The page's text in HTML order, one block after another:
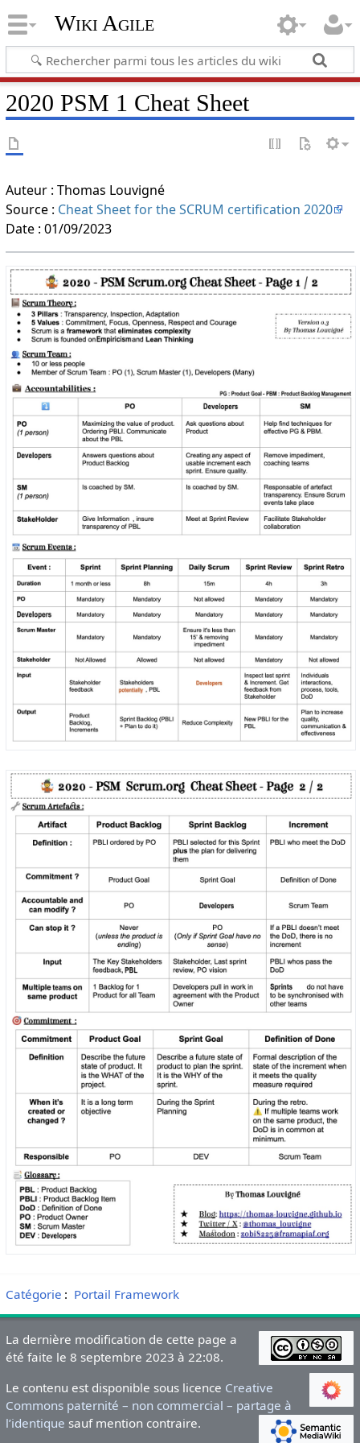
Wiki Agile
2020 PSM 1 Cheat Sheet
Auteur : Thomas Louvigné
Source : Cheat Sheet for the SCRUM certification 2020
Date : 01/09/2023
Catégorie : Portail Framework
La dernière modification de cette page a
été faite le 8 septembre 2023 à 22:08.
Le contenu est disponible sous licence Creative
Commons paternité – non commercial – partage à
l’identique sauf mention contraire.